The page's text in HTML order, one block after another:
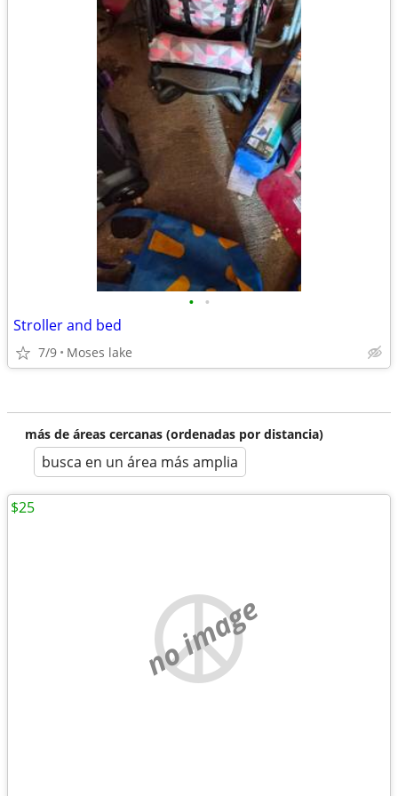
• •
Stroller and bed
7/9 Moses lake
más de áreas cercanas (ordenadas por distancia)
busca en un área más amplia
no image
$25